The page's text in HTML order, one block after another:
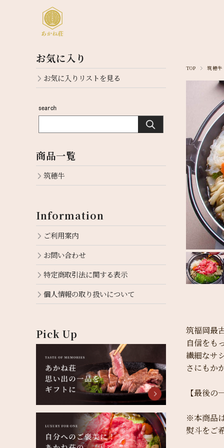
TOP 筑穂牛
筑福岡最
自信をも
繊細なサ
さにもか
【最後
※本商品
熨斗をご
お気に入り
お気に入りリストを見る
商品一覧
筑穂牛
Information
ご利用案内
お問い合わせ
特定商取引法に関する表示
個人情報の取り扱いについて
Pick Up